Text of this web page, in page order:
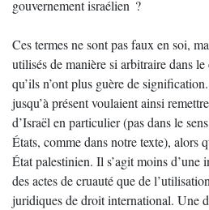
gouvernement israélien ?
Ces termes ne sont pas faux en soi,
utilisés de manière si arbitraire dans
qu’ils n’ont plus guère de
jusqu’à présent voulaient ainsi
d’Israël en particulier (pas dans le
États, comme dans notre texte), alors
État palestinien. Il s’agit moins d’une
des actes de cruauté que de
juridiques de droit international. Une